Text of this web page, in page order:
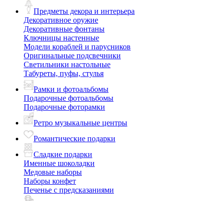
Предметы декора и интерьера
Декоративное оружие
Декоративные фонтаны
Ключницы настенные
Модели кораблей и парусников
Оригинальные подсвечники
Светильники настольные
Табуреты, пуфы, стулья
Рамки и фотоальбомы
Подарочные фотоальбомы
Подарочные фоторамки
Ретро музыкальные центры
Романтические подарки
Сладкие подарки
Именные шоколадки
Медовые наборы
Наборы конфет
Печенье с предсказаниями